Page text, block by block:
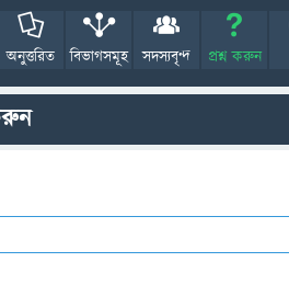
অনুত্তরিত বিভাগসমূহ সদস্যবৃন্দ প্রশ্ন করুন